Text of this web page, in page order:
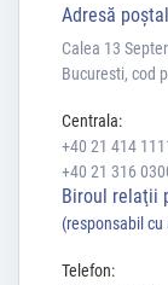
Adresă
Calea 13
Bucuresti, cod
Centrala:
+40 21 414
+40 21 316
Biroul relaţii
(responsabil
Telefon: